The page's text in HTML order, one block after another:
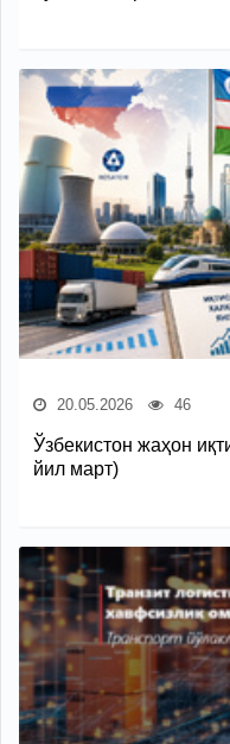
20.05.2026 46
Ўзбекистон жаҳон
йил март)